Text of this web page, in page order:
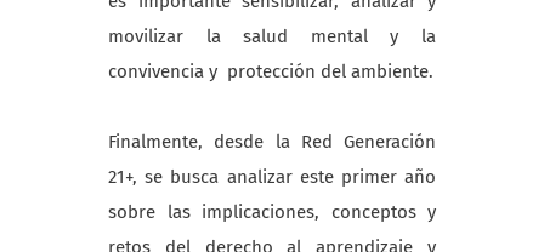
movilizar la salud mental y la
convivencia y protección del ambiente.
Finalmente, desde la Red Generación
21+, se busca analizar este primer año
sobre las implicaciones, conceptos y
retos del derecho al aprendizaje y